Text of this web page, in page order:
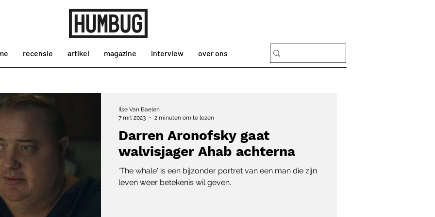
recensie artikel magazine interview over ons
Darren Aronofsky gaat
walvisjager Ahab achterna
'The whale' is een bijzonder portret van een man die zijn
leven weer betekenis wil geven.
Ilse Van Baelen
7 mrt 2023
2 minuten om te lezen